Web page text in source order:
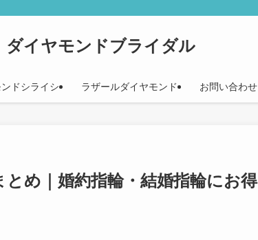
ダイヤモンドブライダル
ドシライシ ラザールダイヤモンド お問い合わせ
め｜婚約指輪・結婚指輪にお得